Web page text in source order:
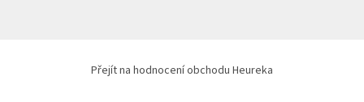
Přejít na hodnocení obchodu Heureka